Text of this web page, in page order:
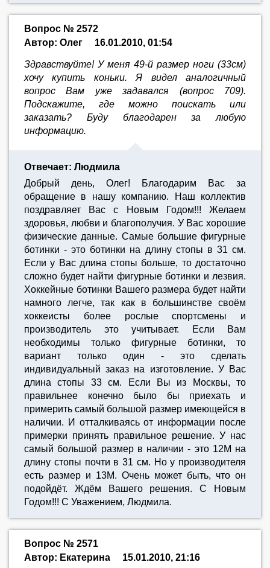
Вопрос № 2572
Автор: Олег
16.01.2010, 01:54
Здравствуйте! У меня 49-й размер ноги (33см)
хочу купить коньки. Я видел аналогичный
вопрос Вам уже задавался (вопрос 709).
Подскажите, где можно поискать или
заказать? Буду благодарен за любую
информацию.
Отвечает: Людмила
Добрый день, Олег! Благодарим Вас за
обращение в нашу компанию. Наш коллектив
поздравляет Вас с Новым Годом!!! Желаем
здоровья, любви и благополучия. У Вас хорошие
физические данные. Самые большие фигурные
ботинки - это ботинки на длину стопы в 31 см.
Если у Вас длина стопы больше, то достаточно
сложно будет найти фигурные ботинки и лезвия.
Хоккейные ботинки Вашего размера будет найти
намного легче, так как в большинстве своём
хоккеисты более рослые спортсмены и
производитель это учитывает. Если Вам
необходимы только фигурные ботинки, то
вариант только один - это сделать
индивидуальный заказ на изготовление. У Вас
длина стопы 33 см. Если Вы из Москвы, то
правильнее конечно было бы приехать и
примерить самый большой размер имеющейся в
наличии. И отталкиваясь от информации после
примерки принять правильное решение. У нас
самый большой размер в наличии - это 12М на
длину стопы почти в 31 см. Но у производителя
есть размер и 13М. Очень может быть, что он
подойдёт. Ждём Вашего решения. С Новым
Годом!!! С Уважением, Людмила.
Вопрос № 2571
Автор: Екатерина
15.01.2010, 21:16